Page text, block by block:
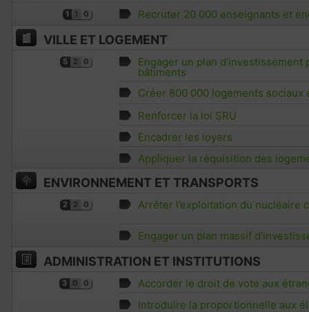
1 1 0 Recruter 20 000 enseignants et
VILLE ET LOGEMENT
5 2 0 Engager un plan
bâtiments
Créer 800 000 logements sociaux
Renforcer la loi SRU
Encadrer les loyers
Appliquer la réquisition des
ENVIRONNEMENT ET TRANSPORTS
2 2 0 Arrêter l’exploitation du nucléaire
Engager un plan massif
ADMINISTRATION ET INSTITUTIONS
3 0 0
Accorder le droit de vote aux
Introduire la proportionnelle aux